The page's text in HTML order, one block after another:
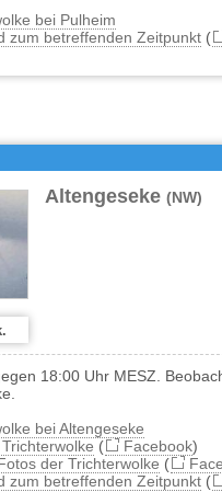
bei Pulheim
zum betreffenden Zeitpunkt(
Altengeseke (NW)
18:00 Uhr MESZ.
bei Altengeseke
( Facebook)
der Trichterwolke (
zum betreffenden Zeitpunkt(